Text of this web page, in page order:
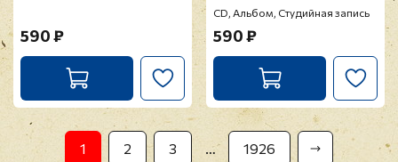
590 ₽
CD, Альбом, Студийная запись
590 ₽
1 2 3 … 1926